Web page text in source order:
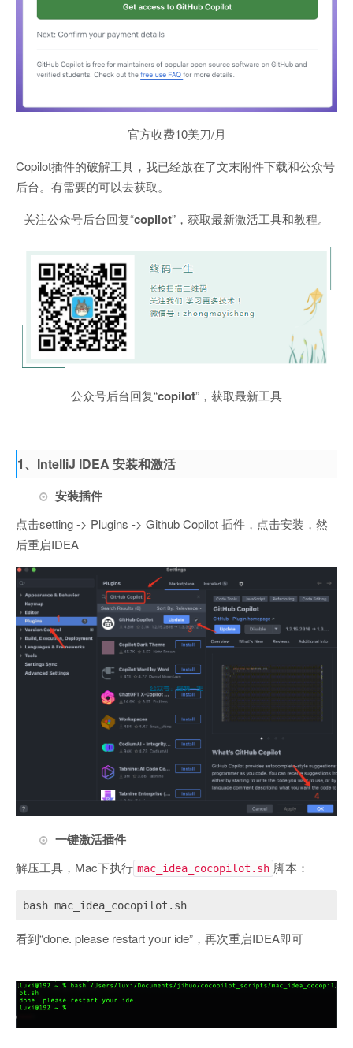
官方收费10美刀/月
Copilot插件的破解工具，我已经放在了文末附件下载和公众号
后台。有需要的可以去获取。
关注公众号后台回复“copilot”，获取最新激活工具和教程。
公众号后台回复“copilot”，获取最新工具
1、IntelliJ IDEA 安装和激活
安装插件
点击setting -> Plugins -> Github Copilot 插件，点击安装，然
后重启IDEA
一键激活插件
解压工具，Mac下执行 mac_idea_cocopilot.sh 脚本：
bash mac_idea_cocopilot.sh
看到“done. please restart your ide”，再次重启IDEA即可